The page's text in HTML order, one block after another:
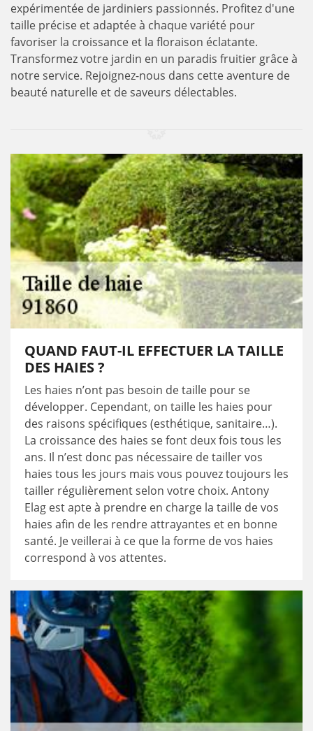
expérimentée de jardiniers passionnés. Profitez d'une
taille précise et adaptée à chaque variété pour
favoriser la croissance et la floraison éclatante.
Transformez votre jardin en un paradis fruitier grâce à
notre service. Rejoignez-nous dans cette aventure de
beauté naturelle et de saveurs délectables.
QUAND FAUT-IL EFFECTUER LA TAILLE
DES HAIES ?
Les haies n’ont pas besoin de taille pour se
développer. Cependant, on taille les haies pour
des raisons spécifiques (esthétique, sanitaire…).
La croissance des haies se font deux fois tous les
ans. Il n’est donc pas nécessaire de tailler vos
haies tous les jours mais vous pouvez toujours les
tailler régulièrement selon votre choix. Antony
Elag est apte à prendre en charge la taille de vos
haies afin de les rendre attrayantes et en bonne
santé. Je veillerai à ce que la forme de vos haies
correspond à vos attentes.